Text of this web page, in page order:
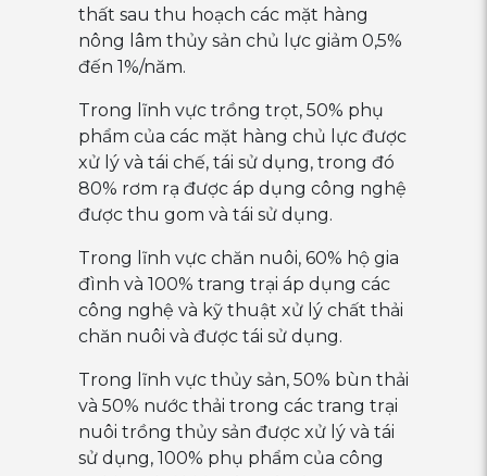
thất sau thu hoạch các mặt hàng
nông lâm thủy sản chủ lực giảm 0,5%
đến 1%/năm.
Trong lĩnh vực trồng trọt, 50% phụ
phẩm của các mặt hàng chủ lực được
xử lý và tái chế, tái sử dụng, trong đó
80% rơm rạ được áp dụng công nghệ
được thu gom và tái sử dụng.
Trong lĩnh vực chăn nuôi, 60% hộ gia
đình và 100% trang trại áp dụng các
công nghệ và kỹ thuật xử lý chất thải
chăn nuôi và được tái sử dụng.
Trong lĩnh vực thủy sản, 50% bùn thải
và 50% nước thải trong các trang trại
nuôi trồng thủy sản được xử lý và tái
sử dụng, 100% phụ phẩm của công